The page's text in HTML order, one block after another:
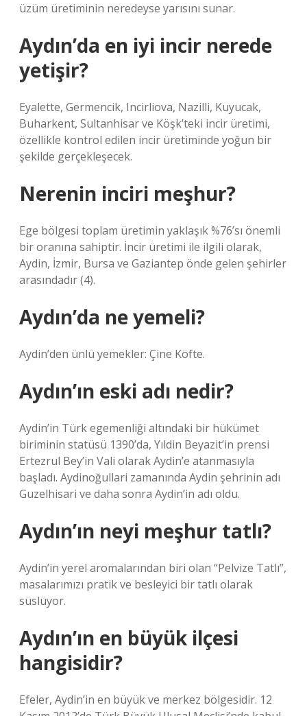
üzüm üretiminin neredeyse yarısını sunar.
Aydın’da en iyi incir nerede
yetişir?
Eyalette, Germencik, Incirliova, Nazilli, Kuyucak,
Buharkent, Sultanhisar ve Köşk’teki incir üretimi,
özellikle kontrol edilen incir üretiminde yoğun bir
şekilde gerçekleşecek.
Nerenin inciri meşhur?
Ege bölgesi toplam üretimin yaklaşık %76’sı önemli
bir oranına sahiptir. İncir üretimi ile ilgili olarak,
Aydin, İzmir, Bursa ve Gaziantep önde gelen şehirler
arasındadır (4).
Aydın’da ne yemeli?
Aydin’den ünlü yemekler: Çine Köfte.
Aydın’ın eski adı nedir?
Aydin’in Türk egemenliği altındaki bir hükümet
biriminin statüsü 1390’da, Yıldin Beyazit’in prensi
Ertezrul Bey’in Vali olarak Aydin’e atanmasıyla
başladı. Aydinoğullari zamanında Aydin şehrinin adı
Guzelhisari ve daha sonra Aydin’in adı oldu.
Aydın’ın neyi meşhur tatlı?
Aydin’in yerel aromalarından biri olan “Pelvize Tatlı”,
masalarımızı pratik ve besleyici bir tatlı olarak
süslüyor.
Aydın’ın en büyük ilçesi
hangisidir?
Efeler, Aydin’in en büyük ve merkez bölgesidir. 12